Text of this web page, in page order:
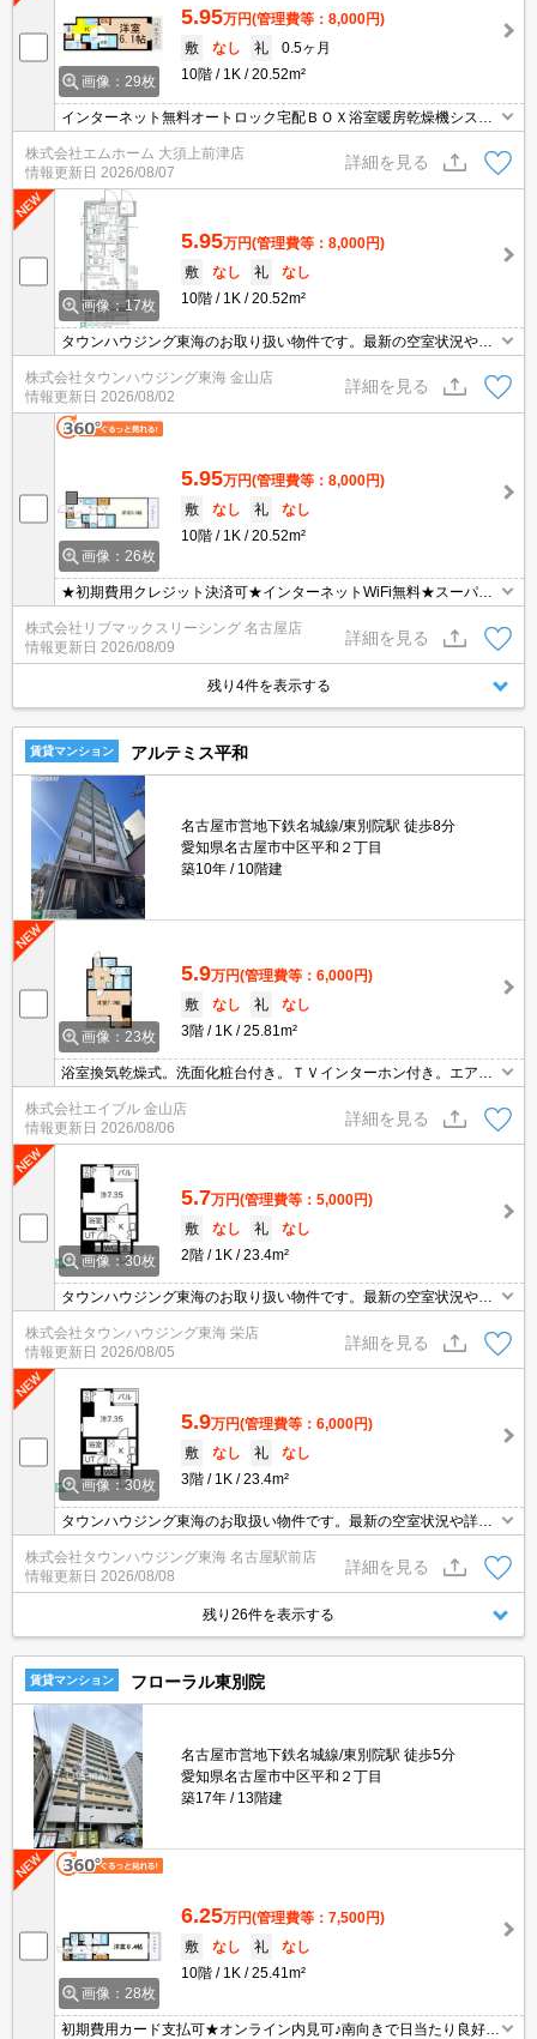
画像：29枚
5.95万円(管理費等：8,000円)
敷
なし 礼
0.5ヶ月
10階
1K 20.52m²
インターネット無料オートロック宅配ＢＯＸ浴室暖房乾燥機システ
ムキッチンガス2口
株式会社エムホーム 大須上前津店
情報更新日 2026/08/07
詳細を見る
画像：17枚
5.95万円(管理費等：8,000円)
敷
なし 礼
なし
10階
1K 20.52m²
タウンハウジング東海のお取り扱い物件です。最新の空室状況やの
詳細などお気軽にお問い合わせ下さい。
株式会社タウンハウジング東海 金山店
情報更新日 2026/08/02
詳細を見る
画像：26枚
5.95万円(管理費等：8,000円)
敷
なし 礼
なし
10階
1K 20.52m²
★初期費用クレジット決済可★インターネットWiFi無料★スーパー
が徒歩圏内にあって便利な立地です♪
株式会社リブマックスリーシング 名古屋店
情報更新日 2026/08/09
詳細を見る
残り4件を表示する
賃貸マンション アルテミス平和
名古屋市営地下鉄名城線/東別院駅 徒歩8分
愛知県名古屋市中区平和２丁目
築10年
10階建
画像：23枚
5.9万円(管理費等：6,000円)
敷
なし 礼
なし
3階
1K 25.81m²
浴室換気乾燥式。洗面化粧台付き。ＴＶインターホン付き。エアコ
ン付き。バルコニー。保証会社加入要(月額総支払額の50%、10,00
0円/年)。インターネットWi-Fi接続無料。
株式会社エイブル 金山店
情報更新日 2026/08/06
詳細を見る
画像：30枚
5.7万円(管理費等：5,000円)
敷
なし 礼
なし
2階
1K 23.4m²
タウンハウジング東海のお取り扱い物件です。最新の空室状況やの
詳細などお気軽にお問い合わせ下さい。
株式会社タウンハウジング東海 栄店
情報更新日 2026/08/05
詳細を見る
画像：30枚
5.9万円(管理費等：6,000円)
敷
なし 礼
なし
3階
1K 23.4m²
タウンハウジング東海のお取扱い物件です。最新の空室状況や詳細
などお気軽にお問い合わせください。
株式会社タウンハウジング東海 名古屋駅前店
情報更新日 2026/08/08
詳細を見る
残り26件を表示する
賃貸マンション フローラル東別院
名古屋市営地下鉄名城線/東別院駅 徒歩5分
愛知県名古屋市中区平和２丁目
築17年
13階建
画像：28枚
6.25万円(管理費等：7,500円)
敷
なし 礼
なし
10階
1K 25.41m²
初期費用カード支払可★オンライン内見可♪南向きで日当たり良好★